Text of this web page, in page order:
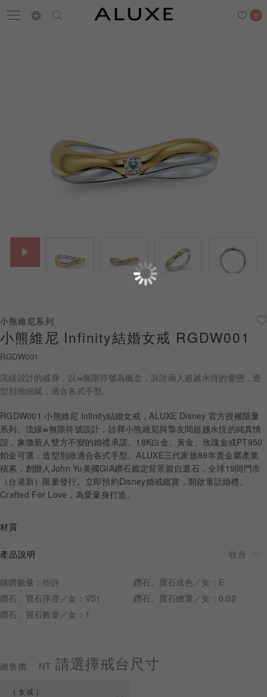
0
門市一覽 預約來店
結婚戒指
黃金金飾
關於ALUXE
嚴選鑽石
最新消息
婚禮護照
線上購物
預約來店
小熊維尼系列
小熊維尼 Infinity結婚女戒 RGDW001
RGDW001
流線設計的戒身，以∞無限符號為概念，訴說兩人超越永恆的愛戀，造
型別緻細膩，適合各式手型。
RGDW001 小熊維尼 Infinity結婚女戒，ALUXE Disney 官方授權限量
系列。流線∞無限符號設計，詮釋小熊維尼與摯友間超越永恆的純真情
誼，象徵新人雙方不變的婚禮承諾。18K白金、黃金、玫瑰金或PT950
鉑金可選，造型別緻適合各式手型。ALUXE三代家族89年貴金屬產業
積累，創辦人John Yu美國GIA鑽石鑑定背景親自選石，全球19間門市
（台港新）限量發行。立即預約Disney婚戒鑑賞，開啟童話婚禮。
Crafted For Love，為愛量身打造。
材質
產品說明
鑲鑽數量：些許
鑽石、寶石成色／女：E
鑽石、寶石淨度／女：VS1
鑽石、寶石總重／女：0.02
鑽石、寶石數量／女：1
總售價 NT 請選擇戒台尺寸
女戒